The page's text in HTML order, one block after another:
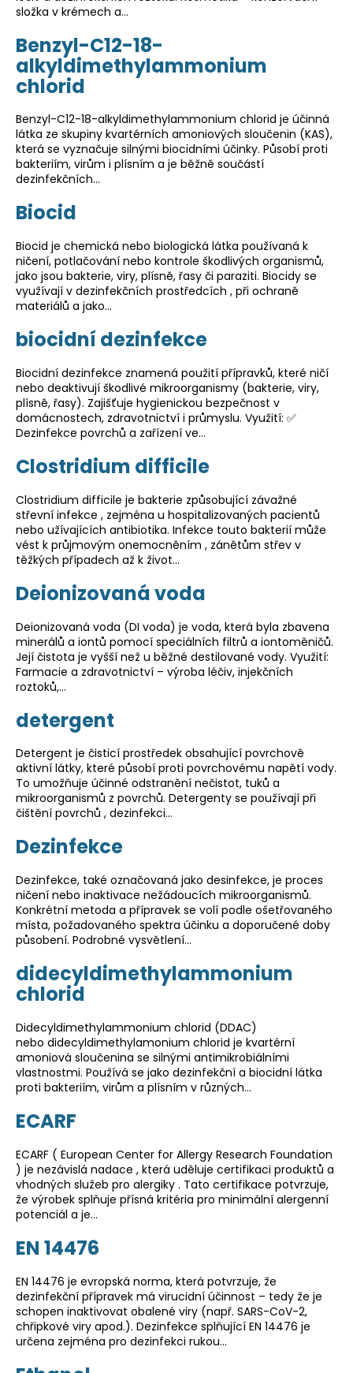
složka v krémech a…
Benzyl-C12-18-
alkyldimethylammonium
chlorid
Benzyl-C12-18-alkyldimethylammonium chlorid je účinná
látka ze skupiny kvartérních amoniových sloučenin (KAS),
která se vyznačuje silnými biocidními účinky. Působí proti
bakteriím, virům i plísním a je běžně součástí
dezinfekčních…
Biocid
Biocid je chemická nebo biologická látka používaná k
ničení, potlačování nebo kontrole škodlivých organismů,
jako jsou bakterie, viry, plísně, řasy či paraziti. Biocidy se
využívají v dezinfekčních prostředcích , při ochraně
materiálů a jako…
biocidní dezinfekce
Biocidní dezinfekce znamená použití přípravků, které ničí
nebo deaktivují škodlivé mikroorganismy (bakterie, viry,
plísně, řasy). Zajišťuje hygienickou bezpečnost v
domácnostech, zdravotnictví i průmyslu. Využití: ✅
Dezinfekce povrchů a zařízení ve…
Clostridium difficile
Clostridium difficile je bakterie způsobující závažné
střevní infekce , zejména u hospitalizovaných pacientů
nebo užívajících antibiotika. Infekce touto bakterií může
vést k průjmovým onemocněním , zánětům střev v
těžkých případech až k život…
Deionizovaná voda
Deionizovaná voda (DI voda) je voda, která byla zbavena
minerálů a iontů pomocí speciálních filtrů a iontoměničů.
Její čistota je vyšší než u běžné destilované vody. Využití:
Farmacie a zdravotnictví – výroba léčiv, injekčních
roztoků,…
detergent
Detergent je čisticí prostředek obsahující povrchově
aktivní látky, které působí proti povrchovému napětí vody.
To umožňuje účinné odstranění nečistot, tuků a
mikroorganismů z povrchů. Detergenty se používají při
čištění povrchů , dezinfekci…
Dezinfekce
Dezinfekce, také označovaná jako desinfekce, je proces
ničení nebo inaktivace nežádoucích mikroorganismů.
Konkrétní metoda a přípravek se volí podle ošetřovaného
místa, požadovaného spektra účinku a doporučené doby
působení. Podrobné vysvětlení…
didecyldimethylammonium
chlorid
Didecyldimethylammonium chlorid (DDAC)
nebo didecyldimethylamonium chlorid je kvartérní
amoniová sloučenina se silnými antimikrobiálními
vlastnostmi. Používá se jako dezinfekční a biocidní látka
proti bakteriím, virům a plísním v různých…
ECARF
ECARF ( European Center for Allergy Research Foundation
) je nezávislá nadace , která uděluje certifikaci produktů a
vhodných služeb pro alergiky . Tato certifikace potvrzuje,
že výrobek splňuje přísná kritéria pro minimální alergenní
potenciál a je…
EN 14476
EN 14476 je evropská norma, která potvrzuje, že
dezinfekční přípravek má virucidní účinnost – tedy že je
schopen inaktivovat obalené viry (např. SARS-CoV-2,
chřipkové viry apod.). Dezinfekce splňující EN 14476 je
určena zejména pro dezinfekci rukou…
e
e